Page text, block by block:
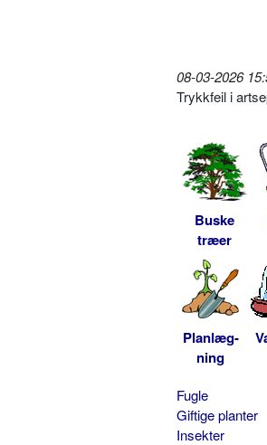
08-03-2026
Trykkfeil i
Buske
træer
Planlæg-
ning
Fugle
Giftige planter
Insekter